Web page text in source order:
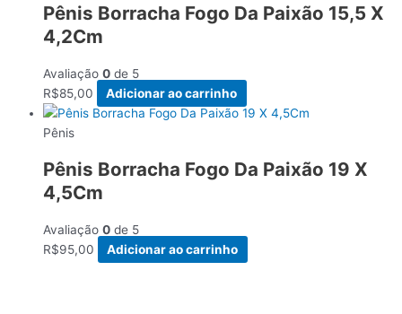
Pênis Borracha Fogo Da Paixão 15,5 X
4,2Cm
Avaliação 0 de 5
R$85,00 Adicionar ao carrinho
Pênis
Pênis Borracha Fogo Da Paixão 19 X
4,5Cm
Avaliação 0 de 5
R$95,00 Adicionar ao carrinho